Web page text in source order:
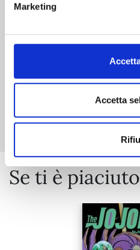
Marketing
Accetta
€ 5,90
Se ti è